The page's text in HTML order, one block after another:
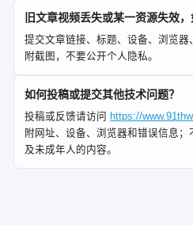
旧文章视频丢失或某一资源失效，
提交文章链接、标题、设备、浏览
附截图，不要公开个人隐私。
如何投稿或提交其他技术问题？
投稿或反馈请访问 https://
附网址、设备、浏览器和错误信息
及未成年人的内容。